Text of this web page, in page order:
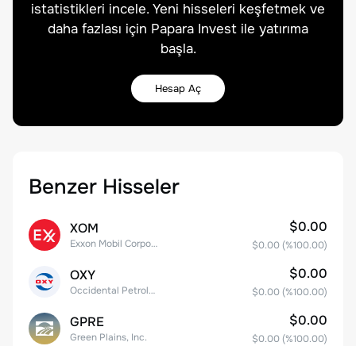
istatistikleri incele. Yeni hisseleri keşfetmek ve
daha fazlası için Papara Invest ile yatırıma
başla.
Hesap Aç
Benzer Hisseler
XOM
Exxon Mobil Corporation
$0.00
$0.00 (%100.00)
OXY
Occidental Petroleum Corporation
$0.00
$0.00 (%100.00)
GPRE
Green Plains, Inc.
$0.00
$0.00 (%100.00)